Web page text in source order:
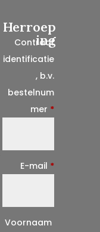
Herroep
ing
Contract
identificatie
, b.v.
bestelnum
mer *
E-mail *
Voornaam